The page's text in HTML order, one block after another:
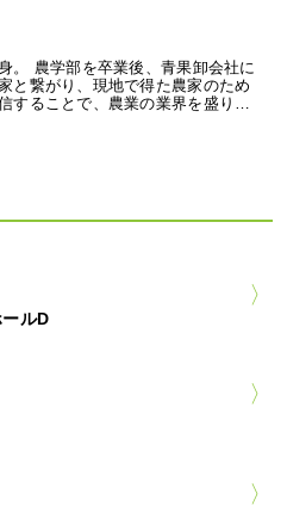
。 農学部を卒業後、青果卸会社に
と繋がり、現地で得た農家のため
することで、農業の業界を盛り…
ルD